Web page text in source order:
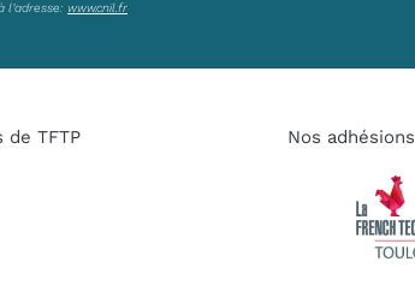
l’adresse: www.cnil.fr
de TFTP Nos adhésions